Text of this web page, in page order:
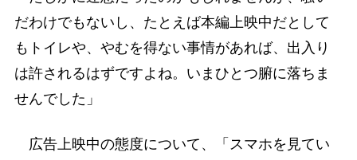
だわけでもないし、たとえば本編上映中だとして
もトイレや、やむを得ない事情があれば、出入り
は許されるはずですよね。いまひとつ腑に落ちま
せんでした」
広告上映中の態度について、「スマホを見てい